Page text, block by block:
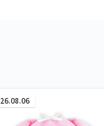
26.08.06